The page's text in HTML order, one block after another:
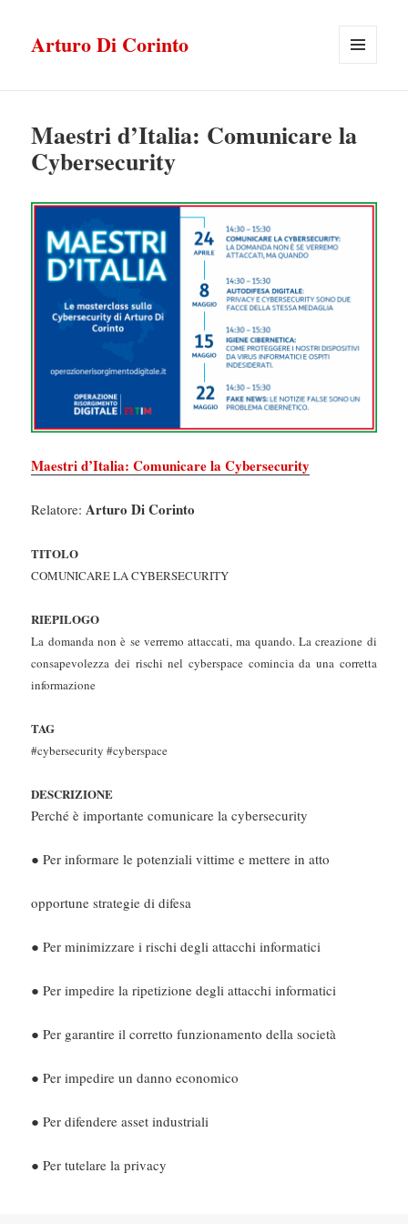
Arturo Di Corinto
Maestri d’Italia: Comunicare la
Cybersecurity
Maestri d’Italia: Comunicare la Cybersecurity
Relatore:Arturo Di Corinto
TITOLO
COMUNICARE LA CYBERSECURITY
RIEPILOGO
La domanda non è se verremo attaccati, ma quando. La creazione di
consapevolezza dei rischi nel cyberspace comincia da una corretta
informazione
TAG
#cybersecurity #cyberspace
DESCRIZIONE
Perché è importante comunicare la cybersecurity
● Per informare le potenziali vittime e mettere in atto
opportune strategie di difesa
● Per minimizzare i rischi degli attacchi informatici
● Per impedire la ripetizione degli attacchi informatici
● Per garantire il corretto funzionamento della società
● Per impedire un danno economico
● Per difendere asset industriali
● Per tutelare la privacy